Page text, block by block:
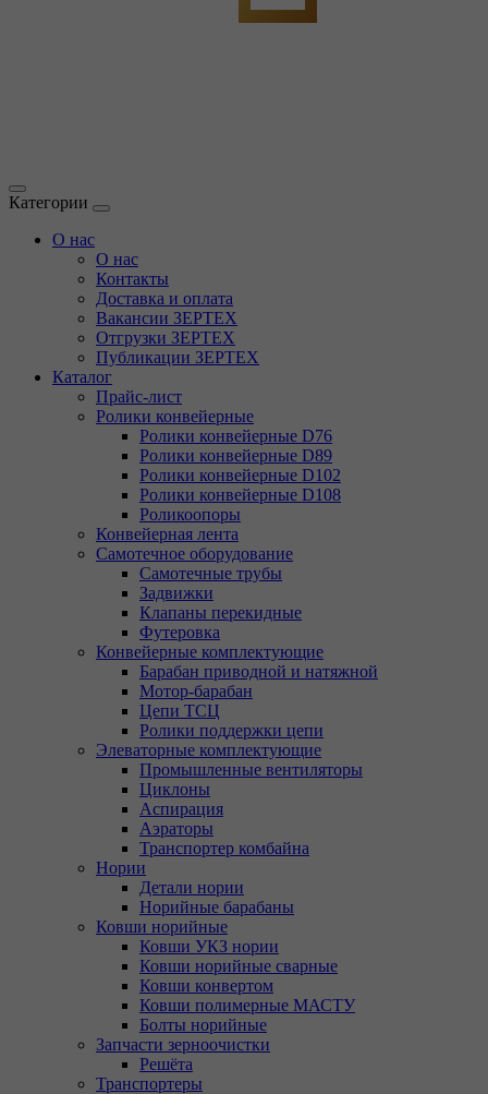
Категории
О нас
О нас
Контакты
Доставка и оплата
Вакансии ЗЕРТЕХ
Отгрузки ЗЕРТЕХ
Публикации ЗЕРТЕХ
Каталог
Прайс-лист
Ролики конвейерные
Ролики конвейерные D76
Ролики конвейерные D89
Ролики конвейерные D102
Ролики конвейерные D108
Роликоопоры
Конвейерная лента
Самотечное оборудование
Самотечные трубы
Задвижки
Клапаны перекидные
Футеровка
Конвейерные комплектующие
Барабан приводной и натяжной
Мотор-барабан
Цепи ТСЦ
Ролики поддержки цепи
Элеваторные комплектующие
Промышленные вентиляторы
Циклоны
Аспирация
Аэраторы
Транспортер комбайна
Нории
Детали нории
Норийные барабаны
Ковши норийные
Ковши УКЗ нории
Ковши норийные сварные
Ковши конвертом
Ковши полимерные МАСТУ
Болты норийные
Запчасти зерноочистки
Решёта
Транспортеры